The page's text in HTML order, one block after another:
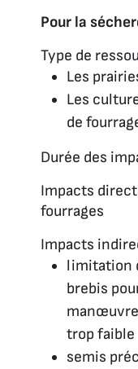
Pour la
Type de
Les
Les
de
Durée des
Impacts
fourrages
Impacts
limitation
brebis
trop faible
semis